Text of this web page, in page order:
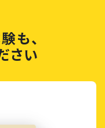
も、
さい